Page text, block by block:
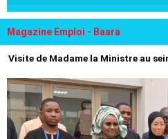
o
Magazine Emploi - Baara
Visite de Madame la Ministre au